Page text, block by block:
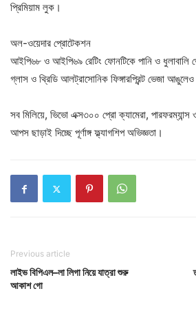
প্রিমিয়াম লুক।
অল-ওয়েদার প্রোটেকশন
আইপি৬৮ ও আইপি৬৯ রেটিং ফোনটিকে পানি ও ধুলাবালি
গ্লাস ও থ্রিডি আলট্রাসোনিক ফিঙ্গারপ্রিন্ট ভেজা
সব মিলিয়ে, ভিভো এক্স৩০০ প্রো ক্যামেরা, পারফরম্যান্স
আপস ছাড়াই দিচ্ছে পূর্ণাঙ্গ ফ্ল্যাগশিপ অভিজ্ঞতা।
Previous article
লাইভ বিপিএল–লা লিগা নিয়ে যাত্রা শুরু
আকাশ গো